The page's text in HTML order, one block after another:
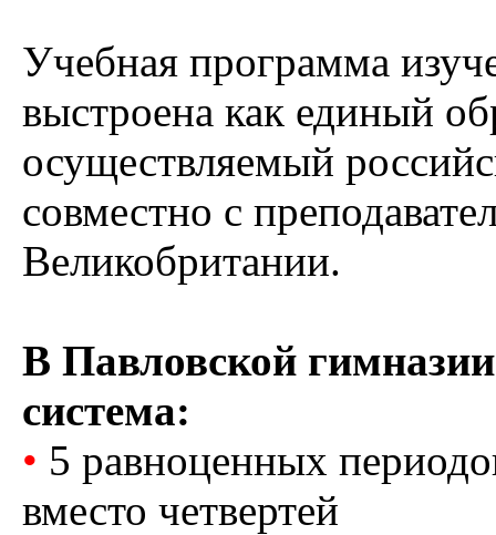
Учебная программа
выстроена как единый
осуществляемый
совместно с
Великобритании.
В Павловской
система:
• 5 равноценных
вместо четвертей